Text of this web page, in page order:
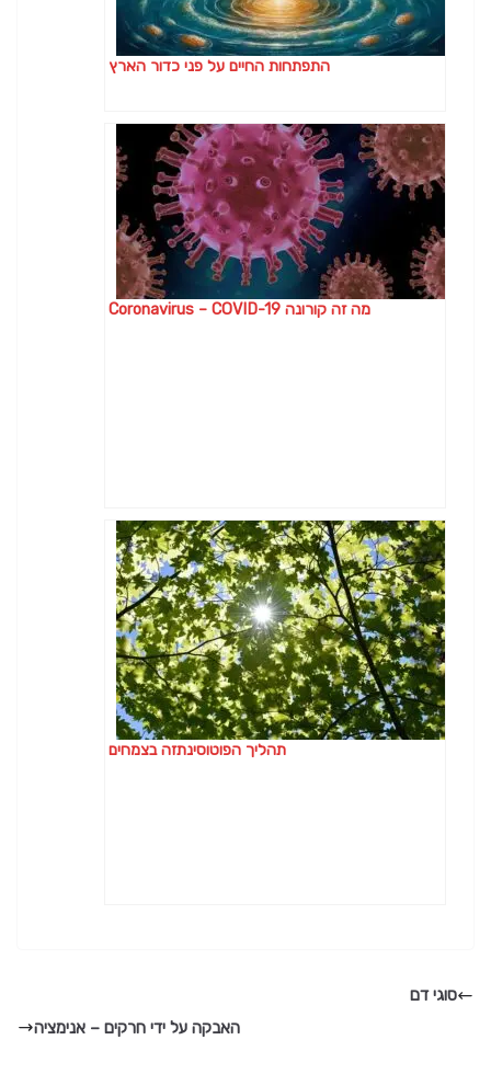
התפתחות החיים על פני כדור הארץ
מה זה קורונה Coronavirus – COVID-19
תהליך הפוטוסינתזה בצמחים
סוגי דם
האבקה על ידי חרקים – אנימציה